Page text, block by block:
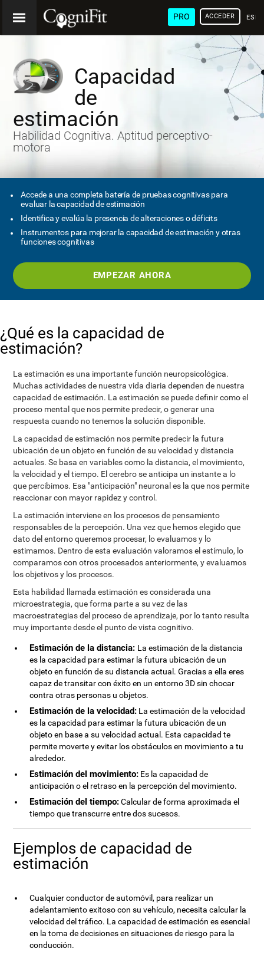
PRO ACCEDER
Capacidad
de
estimación
Habilidad Cognitiva. Aptitud perceptivo-
motora
Accede a una completa batería de pruebas cognitivas para
evaluar la capacidad de estimación
Identifica y evalúa la presencia de alteraciones o déficits
Instrumentos para mejorar la capacidad de estimación y otras
funciones cognitivas
EMPEZAR AHORA
¿Qué es la capacidad de
estimación?
La estimación es una importante función neuropsicológica.
Muchas actividades de nuestra vida diaria dependen de nuestra
capacidad de estimación. La estimación se puede definir como el
proceso mental que nos permite predecir, o generar una
respuesta cuando no tenemos la solución disponible.
La capacidad de estimación nos permite predecir la futura
ubicación de un objeto en función de su velocidad y distancia
actuales. Se basa en variables como la distancia, el movimiento,
la velocidad y el tiempo. El cerebro se anticipa un instante a lo
que percibimos. Esa "anticipación" neuronal es la que nos permite
reaccionar con mayor rapidez y control.
La estimación interviene en los procesos de pensamiento
responsables de la percepción. Una vez que hemos elegido que
dato del entorno queremos procesar, lo evaluamos y lo
estimamos. Dentro de esta evaluación valoramos el estímulo, lo
comparamos con otros procesados anteriormente, y evaluamos
los objetivos y los procesos.
Esta habilidad llamada estimación es considerada una
microestrategia, que forma parte a su vez de las
macroestrategias del proceso de aprendizaje, por lo tanto resulta
muy importante desde el punto de vista cognitivo.
Estimación de la distancia: La estimación de la distancia
es la capacidad para estimar la futura ubicación de un
objeto en función de su distancia actual. Gracias a ella eres
capaz de transitar con éxito en un entorno 3D sin chocar
contra otras personas u objetos.
Estimación de la velocidad: La estimación de la velocidad
es la capacidad para estimar la futura ubicación de un
objeto en base a su velocidad actual. Esta capacidad te
permite moverte y evitar los obstáculos en movimiento a tu
alrededor.
Estimación del movimiento: Es la capacidad de
anticipación o el retraso en la percepción del movimiento.
Estimación del tiempo:Calcular de forma aproximada el
tiempo que transcurre entre dos sucesos.
Ejemplos de capacidad de
estimación
Cualquier conductor de automóvil, para realizar un
adelantamiento exitoso con su vehículo, necesita calcular la
velocidad del tráfico. La capacidad de estimación es esencial
en la toma de decisiones en situaciones de riesgo para la
conducción.